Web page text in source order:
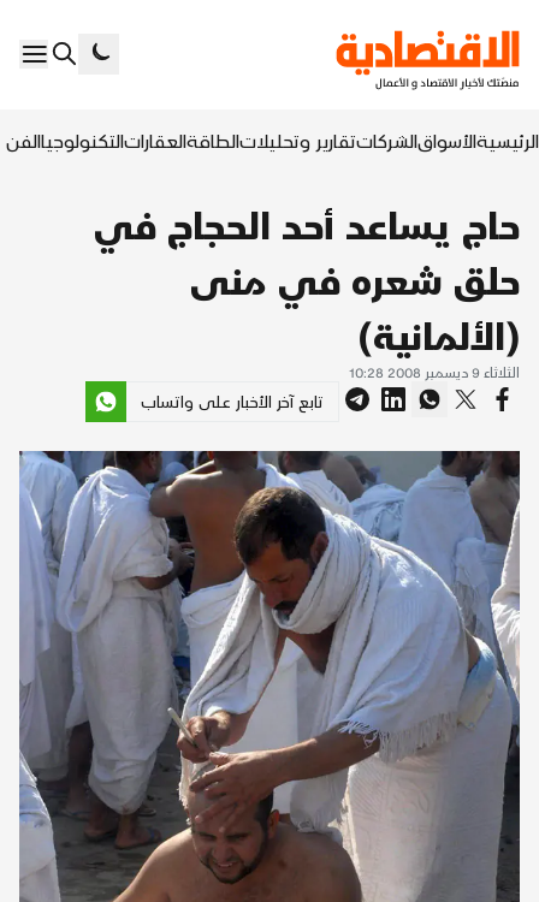
الرئيسيةالأسواقالشركاتتقارير وتحليلاتالطاقةالعقاراتالتكنولوجياالفن
حاج يساعد أحد الحجاج في
حلق شعره في منى
(الألمانية)
الثلاثاء 9 ديسمبر 2008 10:28
تابع آخر الأخبار على واتساب